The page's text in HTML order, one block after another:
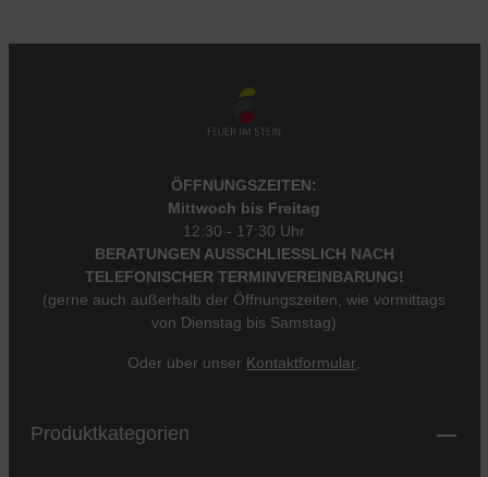
ÖFFNUNGSZEITEN:
Mittwoch bis Freitag
12:30 - 17:30 Uhr
BERATUNGEN AUSSCHLIESSLICH NACH
TELEFONISCHER TERMINVEREINBARUNG!
(gerne auch außerhalb der Öffnungszeiten, wie vormittags
von Dienstag bis Samstag)
Oder über unser Kontaktformular
Produktkategorien